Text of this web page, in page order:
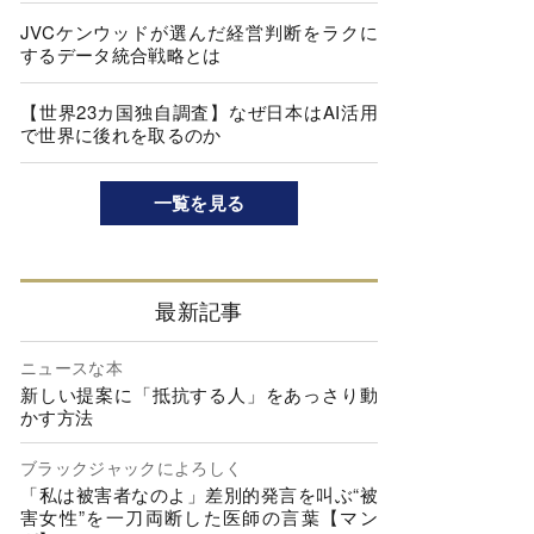
JVCケンウッドが選んだ経営判断をラクに
するデータ統合戦略とは
【世界23カ国独自調査】なぜ日本はAI活用
で世界に後れを取るのか
一覧を見る
最新記事
ニュースな本
新しい提案に「抵抗する人」をあっさり動
かす方法
ブラックジャックによろしく
「私は被害者なのよ」差別的発言を叫ぶ“被
害女性”を一刀両断した医師の言葉【マン